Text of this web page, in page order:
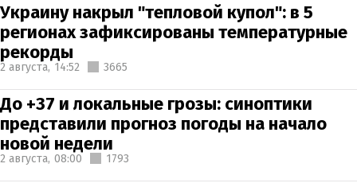
Украину накрыл "тепловой купол": в 5
регионах зафиксированы температурные
рекорды
2 августа, 14:52 3665
До +37 и локальные грозы: синоптики
представили прогноз погоды на начало
новой недели
2 августа, 08:00 1793